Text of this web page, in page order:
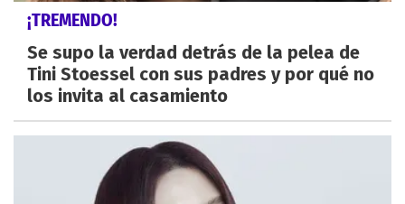
¡TREMENDO!
Se supo la verdad detrás de la pelea de
Tini Stoessel con sus padres y por qué no
los invita al casamiento